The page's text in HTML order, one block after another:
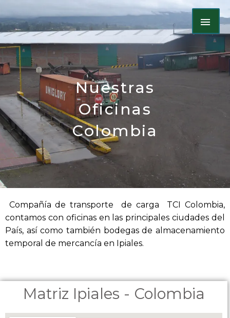
al
contenido
Nuestras
Oficinas
Colombia
Compañía de transporte de carga TCI Colombia,
contamos con oficinas en las principales ciudades del
País, así como también bodegas de almacenamiento
temporal de mercancía en Ipiales.
Matriz Ipiales - Colombia